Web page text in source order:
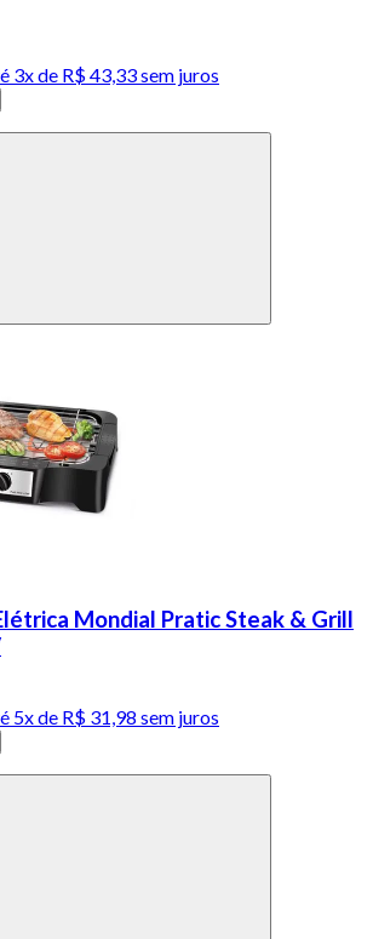
3x de R$ 43,33 sem juros
Mondial Pratic Steak & Grill
5x de R$ 31,98 sem juros